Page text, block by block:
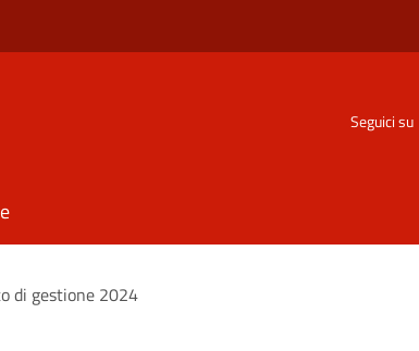
Seguici su
di gestione 2024